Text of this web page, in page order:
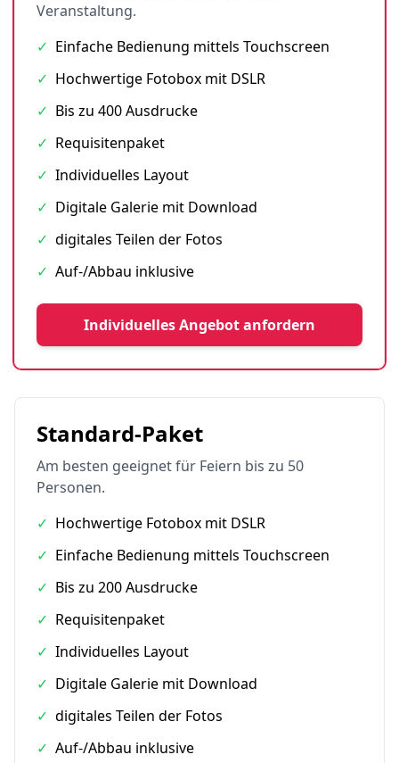
Veranstaltung.
✓ Einfache Bedienung mittels Touchscreen
✓ Hochwertige Fotobox mit DSLR
✓ Bis zu 400 Ausdrucke
✓ Requisitenpaket
✓ Individuelles Layout
✓ Digitale Galerie mit Download
✓ digitales Teilen der Fotos
✓ Auf-/Abbau inklusive
Individuelles Angebot anfordern
Standard-Paket
Am besten geeignet für Feiern bis zu 50
Personen.
✓ Hochwertige Fotobox mit DSLR
✓ Einfache Bedienung mittels Touchscreen
✓ Bis zu 200 Ausdrucke
✓ Requisitenpaket
✓ Individuelles Layout
✓ Digitale Galerie mit Download
✓ digitales Teilen der Fotos
✓ Auf-/Abbau inklusive